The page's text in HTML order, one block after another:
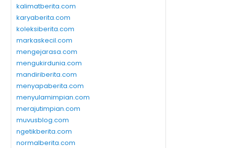
kalimatberita.com
karyaberita.com
koleksiberita.com
markaskecil.com
mengejarasa.com
mengukirdunia.com
mandiriberita.com
menyapaberita.com
menyulamimpian.com
merajutimpian.com
muvusblog.com
ngetikberita.com
normalberita.com